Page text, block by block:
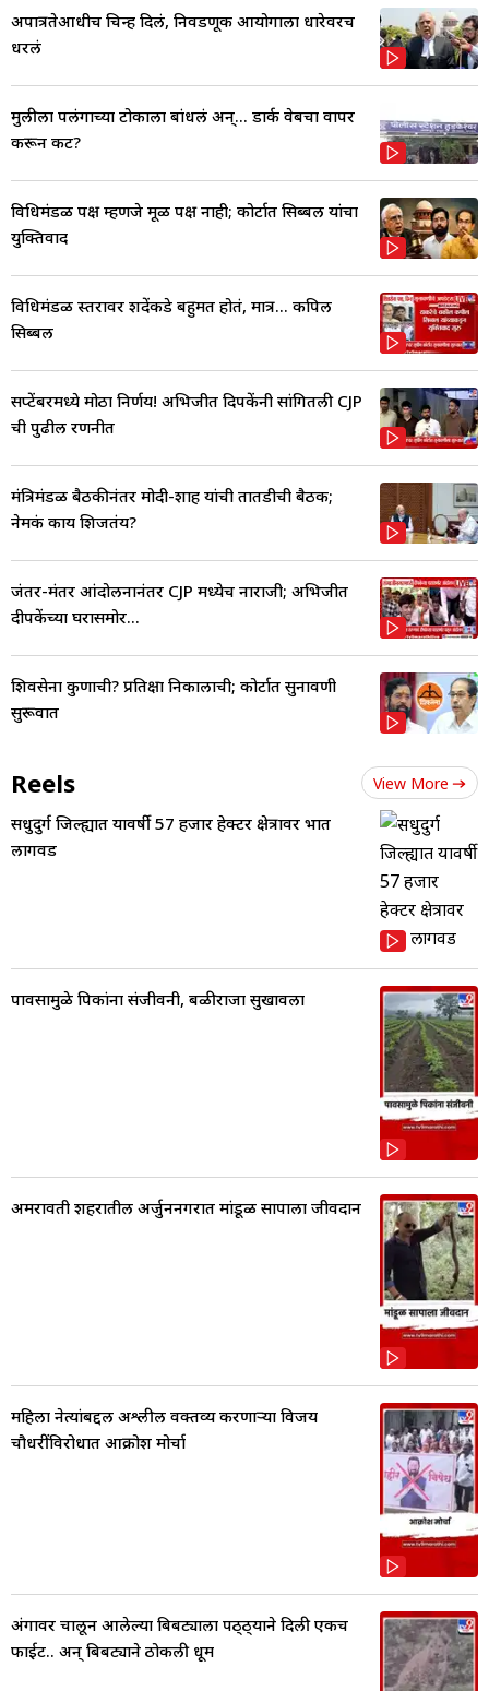
अपात्रतेआधीच चिन्ह दिलं, निवडणूक आयोगाला धारेवरच
धरलं
मुलीला पलंगाच्या टोकाला बांधलं अन्... डार्क वेबचा वापर
करून कट?
विधिमंडळ पक्ष म्हणजे मूळ पक्ष नाही; कोर्टात सिब्बल यांचा
युक्तिवाद
विधिमंडळ स्तरावर शिंदेंकडे बहुमत होतं, मात्र... कपिल
सिब्बल
सप्टेंबरमध्ये मोठा निर्णय! अभिजीत दिपकेंनी सांगितली CJP
ची पुढील रणनीत
मंत्रिमंडळ बैठकीनंतर मोदी-शाह यांची तातडीची बैठक;
नेमकं काय शिजतंय?
जंतर-मंतर आंदोलनानंतर CJP मध्येच नाराजी; अभिजीत
दीपकेंच्या घरासमोर...
शिवसेना कुणाची? प्रतिक्षा निकालाची; कोर्टात सुनावणी
सुरूवात
Reels View More
सिंधुदुर्ग जिल्ह्यात यावर्षी 57 हजार हेक्टर क्षेत्रावर भात
लागवड
पावसामुळे पिकांना संजीवनी, बळीराजा सुखावला
अमरावती शहरातील अर्जुननगरात मांडूळ सापाला जीवदान
महिला नेत्यांबद्दल अश्लील वक्तव्य करणाऱ्या विजय
चौधरींविरोधात आक्रोश मोर्चा
अंगावर चालून आलेल्या बिबट्याला पठ्ठ्याने दिली एकच
फाईट.. अन् बिबट्याने ठोकली धूम